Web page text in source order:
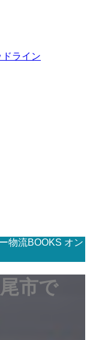
ライン
物流BOOKS オン
市で